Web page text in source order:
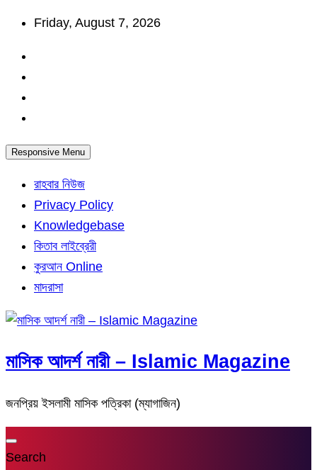
Skip
content
Friday, August 7, 2026
Responsive Menu
রাহবার নিউজ
Privacy Policy
Knowledgebase
কিতাব লাইব্রেরী
কুরআন Online
মাদরাসা
মাসিক আদর্শ নারী – Islamic Magazine
জনপ্রিয় ইসলামী মাসিক পত্রিকা (ম্যাগাজিন)
Search